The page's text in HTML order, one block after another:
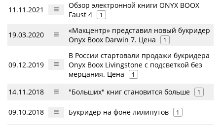
11.11.2021
Обзор электронной книги ONYX BOOX
Faust 4
1
19.03.2020
«Макцентр» представил новый букридер
Onyx Boox Darwin 7. Цена
1
09.12.2019
В России стартовали продажи букридера
Onyx Boox Livingstone с подсветкой без
мерцания. Цена
1
14.11.2018 "Больших" книг становится больше 1
09.10.2018 Букридер на фоне лилипутов 1